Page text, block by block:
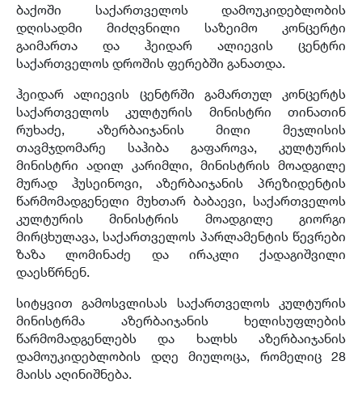
ბაქოში საქართველოს დამოუკიდებლობის
დღისადმი მიძღვნილი საზეიმო კონცერტი
გაიმართა და ჰეიდარ ალიევის ცენტრი
საქართველოს დროშის ფერებში განათდა.
ჰეიდარ ალიევის ცენტრში გამართულ კონცერტს
საქართველოს კულტურის მინისტრი თინათინ
რუხაძე, აზერბაიჯანის მილი მეჯლისის
თავმჯდომარე საჰიბა გაფაროვა, კულტურის
მინისტრი ადილ კარიმლი, მინისტრის მოადგილე
მურად ჰუსეინოვი, აზერბაიჯანის პრეზიდენტის
წარმომადგენელი მუხთარ ბაბაევი, საქართველოს
კულტურის მინისტრის მოადგილე გიორგი
მირცხულავა, საქართველოს პარლამენტის წევრები
ზაზა ლომინაძე და ირაკლი ქადაგიშვილი
დაესწრნენ.
სიტყვით გამოსვლისას საქართველოს კულტურის
მინისტრმა აზერბაიჯანის ხელისუფლების
წარმომადგენლებს და ხალხს აზერბაიჯანის
დამოუკიდებლობის დღე მიულოცა, რომელიც 28
მაისს აღინიშნება.